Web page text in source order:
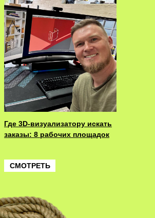
Где 3D-визуализатору искать
заказы: 8 рабочих площадок
СМОТРЕТЬ